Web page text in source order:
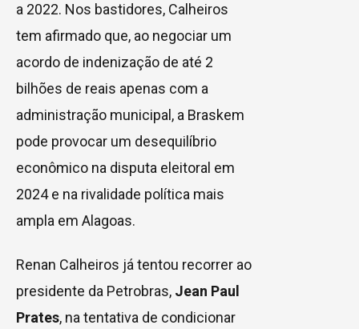
a 2022. Nos bastidores, Calheiros
tem afirmado que, ao negociar um
acordo de indenização de até 2
bilhões de reais apenas com a
administração municipal, a Braskem
pode provocar um desequilíbrio
econômico na disputa eleitoral em
2024 e na rivalidade política mais
ampla em Alagoas.
Renan Calheiros já tentou recorrer ao
presidente da Petrobras, Jean Paul
Prates, na tentativa de condicionar